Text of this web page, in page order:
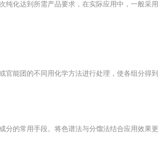
纯化达到所需产品要求，在实际应用中，一般采
官能团的不同用化学方法进行处理，使各组分得到
分的常用手段。将色谱法与分馏法结合应用效果更